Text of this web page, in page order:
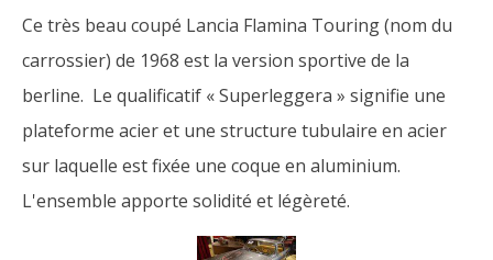
Ce très beau coupé Lancia Flamina Touring (nom du
carrossier) de 1968 est la version sportive de la
berline. Le qualificatif « Superleggera » signifie une
plateforme acier et une structure tubulaire en acier
sur laquelle est fixée une coque en aluminium.
L'ensemble apporte solidité et légèreté.